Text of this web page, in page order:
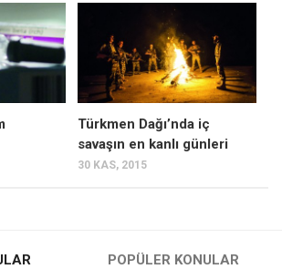
Türkmen Dağı’nda iç
savaşın en kanlı günleri
30 KAS, 2015
POPÜLER KONULAR